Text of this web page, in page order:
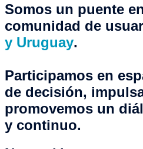
Somos un puente
comunidad de
y Uruguay.
Participamos en
de decisión,
promovemos un
y continuo.